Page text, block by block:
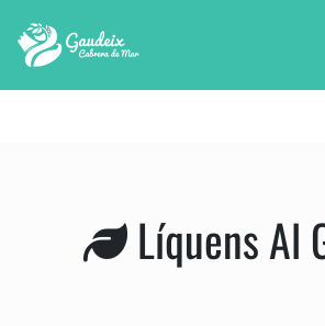
Líquens Al